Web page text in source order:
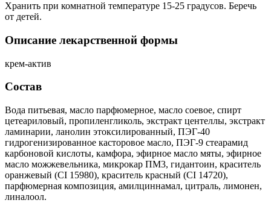
Хранить при комнатной температуре 15-25 градусов. Беречь
от детей.
Описание лекарственной формы
крем-актив
Состав
Вода питьевая, масло парфюмерное, масло соевое, спирт
цетеариловый, пропиленгликоль, экстракт центеллы, экстракт
ламинарии, ланолин этоксилированный, ПЭГ-40
гидрогенизированное касторовое масло, ПЭГ-9 стеарамид
карбоновой кислоты, камфора, эфирное масло мяты, эфирное
масло можжевельника, микрокар ПМ3, гидантоин, краситель
оранжевый (CI 15980), краситель красный (CI 14720),
парфюмерная композиция, амилциннамал, цитраль, лимонен,
линалоол.